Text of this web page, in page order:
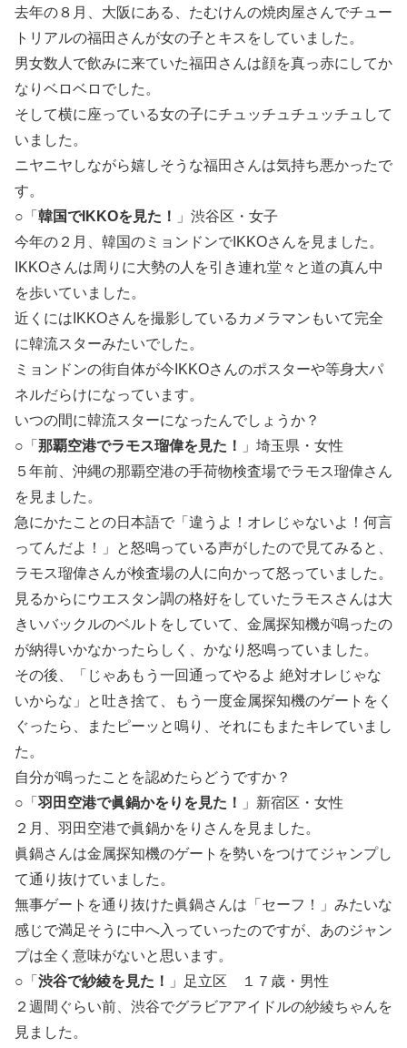
去年の８月、大阪にある、たむけんの焼肉屋さんでチュー
トリアルの福田さんが女の子とキスをしていました。
男女数人で飲みに来ていた福田さんは顔を真っ赤にしてか
なりベロベロでした。
そして横に座っている女の子にチュッチュチュッチュして
いました。
ニヤニヤしながら嬉しそうな福田さんは気持ち悪かったで
す。
○「 韓国でIKKOを見た！
」渋谷区・女子
今年の２月、韓国のミョンドンでIKKOさんを見ました。
IKKOさんは周りに大勢の人を引き連れ堂々と道の真ん中
を歩いていました。
近くにはIKKOさんを撮影しているカメラマンもいて完全
に韓流スターみたいでした。
ミョンドンの街自体が今IKKOさんのポスターや等身大パ
ネルだらけになっています。
いつの間に韓流スターになったんでしょうか？
○「 那覇空港でラモス瑠偉を見た！
」埼玉県・女性
５年前、沖縄の那覇空港の手荷物検査場でラモス瑠偉さん
を見ました。
急にかたことの日本語で「違うよ！オレじゃないよ！何言
ってんだよ！」と怒鳴っている声がしたので見てみると、
ラモス瑠偉さんが検査場の人に向かって怒っていました。
見るからにウエスタン調の格好をしていたラモスさんは大
きいバックルのベルトをしていて、金属探知機が鳴ったの
が納得いかなかったらしく、かなり怒鳴っていました。
その後、「じゃあもう一回通ってやるよ 絶対オレじゃな
いからな」と吐き捨て、もう一度金属探知機のゲートをく
ぐったら、またピーッと鳴り、それにもまたキレていまし
た。
自分が鳴ったことを認めたらどうですか？
○「 羽田空港で眞鍋かをりを見た！
」新宿区・女性
２月、羽田空港で眞鍋かをりさんを見ました。
眞鍋さんは金属探知機のゲートを勢いをつけてジャンプし
て通り抜けていました。
無事ゲートを通り抜けた眞鍋さんは「セーフ！」みたいな
感じで満足そうに中へ入っていったのですが、あのジャン
プは全く意味がないと思います。
○「 渋谷で紗綾を見た！
」足立区 １７歳・男性
２週間ぐらい前、渋谷でグラビアアイドルの紗綾ちゃんを
見ました。